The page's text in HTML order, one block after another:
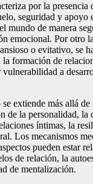
por la presencia
seguridad y apoyo
mundo de manera
emocional. Por otro
o evitativo, se
formación de
a
extiende más allá de
de la personalidad, la
íntimas, la
Los mecanismos
pueden estar
de relación, la
de mentalización.